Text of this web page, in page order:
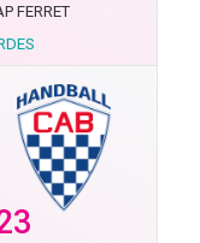
FERRET